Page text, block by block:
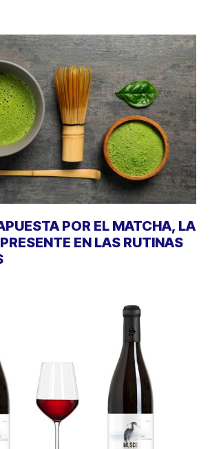
POR EL MATCHA, LA
EN LAS RUTINAS